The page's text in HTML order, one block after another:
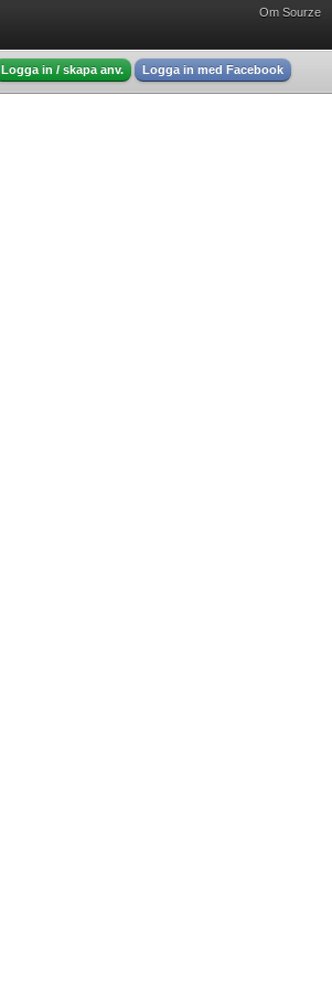
Om Sourze
Logga in / skapa anv. Logga in med Facebook